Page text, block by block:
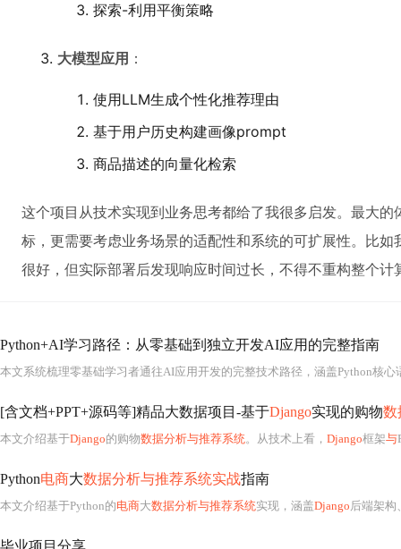
探索-利用平衡策略
大模型应用 ：
使用LLM生成个性化推荐理由
基于用户历史构建画像prompt
商品描述的向量化检索
这个项目从技术实现到业务思考都给了我很多启发。最大
标，更需要考虑业务场景的适配性和系统的可扩展性。比
很好，但实际部署后发现响应时间过长，不得不重构整个计
Python+AI学习路径：从零基础到独立开发AI应用的完整指南
本文系统梳理零基础学习者通往AI应用开发的完整技术路径，涵盖Python核心
[含文档+PPT+源码等]精品大数据项目-基于Django实现的购物数
本文介绍基于Django的购物数据分析与推荐系统。从技术上看， Django框架与
Python电商大数据分析与推荐系统实战指南
本文介绍基于Python的电商大数据分析与推荐系统实现，涵盖Django后端架构、
毕业项目分享